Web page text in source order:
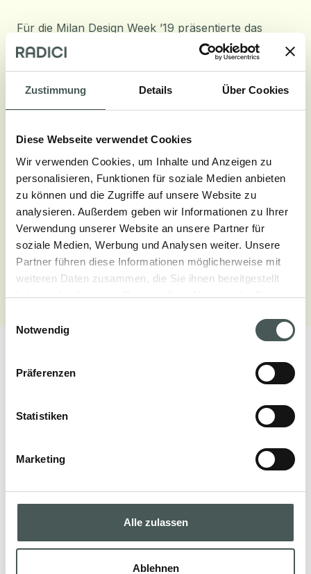
Zustimmung Details Über Cookies
Diese Webseite verwendet Cookies
Wir verwenden Cookies, um Inhalte und Anzeigen zu
personalisieren, Funktionen für soziale Medien anbieten
zu können und die Zugriffe auf unsere Website zu
analysieren. Außerdem geben wir Informationen zu Ihrer
Verwendung unserer Website an unsere Partner für
soziale Medien, Werbung und Analysen weiter. Unsere
Partner führen diese Informationen möglicherweise mit
weiteren Daten zusammen, die Sie ihnen bereitgestellt
haben oder die sie im Rahmen Ihrer Nutzung der Dienste
Notwendig
Präferenzen
Statistiken
Marketing
Alle zulassen
Ablehnen
Für die Milan Design Week ’19 präsentierte das
kreative Studio DesignByGemini die Installation ‘The
Container, in dem Formen und Farben von Miami
und den 90er Jahren inspiriert sind, mit Neonfarben
ausgerichtet, die Besucher einzubeziehen und die
Inhalte in den sozialen Medien zu teilen, und spiegelt
das kreative Format des Studios wider, das Design
und Kommunikation vereint. Für die Gelegenheit
wurde eine vom Studio entworfene, auf der
recycelbaren Basis “Bloom” angepasste
Teppichboden entworfen.
Unsere Produkte
für den Objekt- und Wohnbereich und
Eleganz.